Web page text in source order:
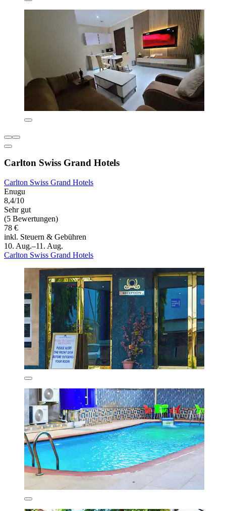
Carlton Swiss Grand Hotels
Carlton Swiss Grand Hotels
Enugu
8,4/10
Sehr gut
(5 Bewertungen)
78 €
inkl. Steuern & Gebühren
10. Aug.–11. Aug.
Carlton Swiss Grand Hotels